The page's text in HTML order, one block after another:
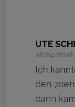
UTE
18/04/2018
Ich
den
dann